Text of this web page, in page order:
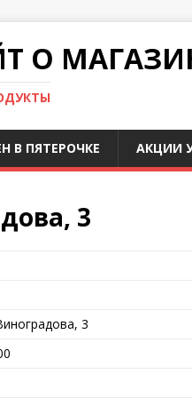
О
В ПЯТЕРОЧКЕ АКЦИИ
3
3